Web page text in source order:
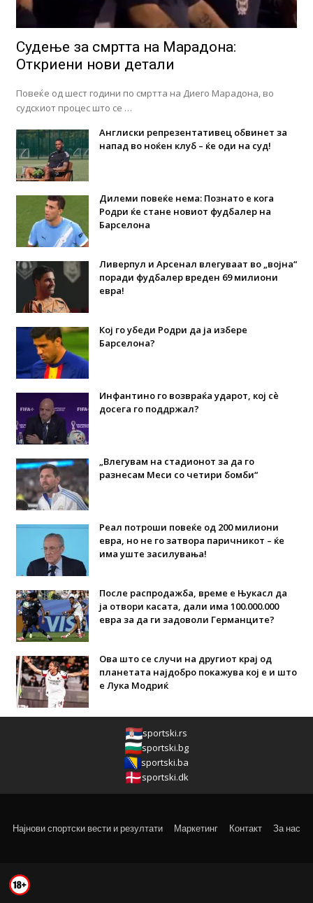
Судење за смртта на Марадона:
Откриени нови детали
Повеќе од шест години по смртта на Диего Марадона, во
судскиот процес што се …
Англиски репрезентативец обвинет за
напад во ноќен клуб – ќе оди на суд!
Дилеми повеќе нема: Познато е кога
Родри ќе стане новиот фудбалер на
Барселона
Ливерпул и Арсенал влегуваат во „војна“
поради фудбалер вреден 69 милиони
евра!
Кој го убеди Родри да ја избере
Барселона?
Инфантино го возвраќа ударот, кој сè
досега го поддржал?
„Влегувам на стадионот за да го
разнесам Меси со четири бомби“
Реал потроши повеќе од 200 милиони
евра, но не го затвора паричникот – ќе
има уште засилувања!
После распродажба, време е Њукасл да
ја отвори касата, дали има 100.000.000
евра за да ги задоволи Германците?
Ова што се случи на другиот крај од
планетата најдобро покажува кој е и што
е Лука Модриќ
sportski.rs
sportski.bg
sportski.ba
sportski.dk
Најнови спортски вести и резултати Маркетинг Контакт За нас